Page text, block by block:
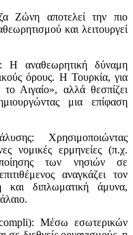
Ζώνη αποτελεί την πιο
και λειτουργεί
Η αναθεωρητική δύναμη
όρους. Η Τουρκία, για
Αιγαίο», αλλά θεσπίζει
μια επίφαση
Χρησιμοποιώντας
νομικές ερμηνείες (π.χ.
των νησιών σε
αναγκάζει τον
διπλωματική άμυνα,
Μέσω εσωτερικών